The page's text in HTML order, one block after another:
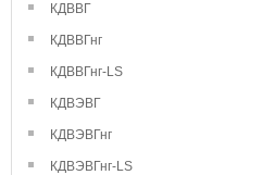
КДВВГ
КДВВГнг
КДВВГнг-LS
КДВЭВГ
КДВЭВГнг
КДВЭВГнг-LS